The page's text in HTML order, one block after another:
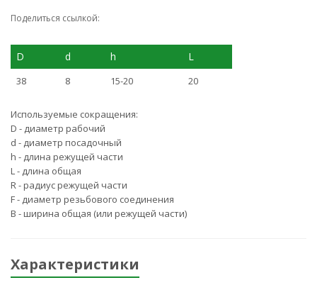
Поделиться ссылкой:
D d h L
38 8 15-20 20
Используемые сокращения:
D - диаметр рабочий
d - диаметр посадочный
h - длина режущей части
L - длина общая
R - радиус режущей части
F - диаметр резьбового соединения
B - ширина общая (или режущей части)
Характеристики